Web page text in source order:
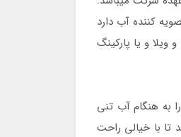
کننده آب دارد
و یا پارکینگ
به هنگام آب تنی
تا با خیالی راحت